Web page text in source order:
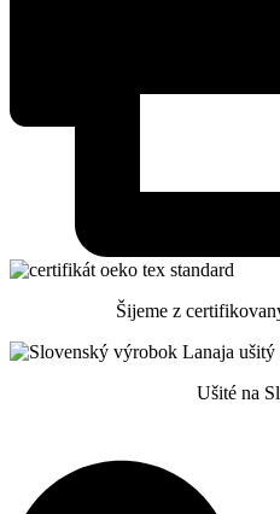
Šijeme z
Ušité na